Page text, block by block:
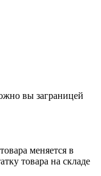
вы заграницей
меняется в
товара на складе